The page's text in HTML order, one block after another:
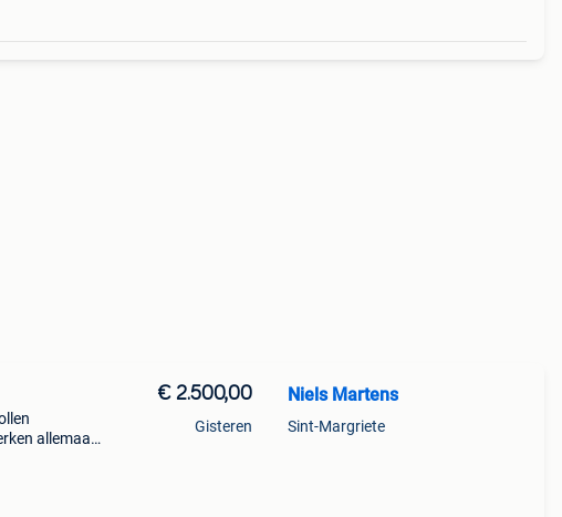
allemaal
€ 2.500,00
Gisteren
Niels Martens
Sint-Margriete